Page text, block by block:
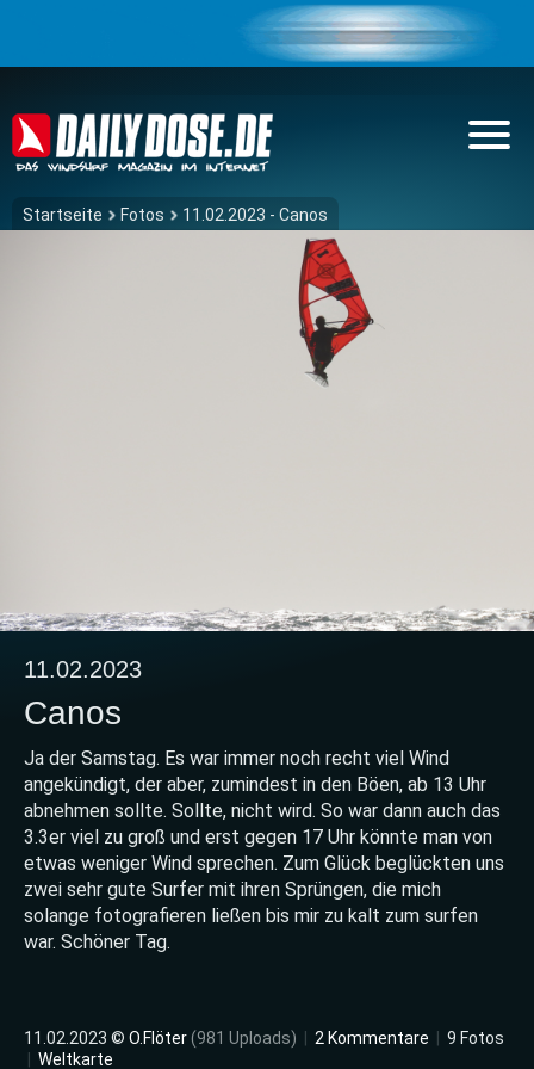
Startseite Fotos 11.02.2023 - Canos
11.02.2023
Canos
Ja der Samstag. Es war immer noch recht viel Wind
angekündigt, der aber, zumindest in den Böen, ab 13 Uhr
abnehmen sollte. Sollte, nicht wird. So war dann auch das
3.3er viel zu groß und erst gegen 17 Uhr könnte man von
etwas weniger Wind sprechen. Zum Glück beglückten uns
zwei sehr gute Surfer mit ihren Sprüngen, die mich
solange fotografieren ließen bis mir zu kalt zum surfen
war. Schöner Tag.
11.02.2023 © O.Flöter(981 Uploads) 2 Kommentare
9 Fotos
Weltkarte